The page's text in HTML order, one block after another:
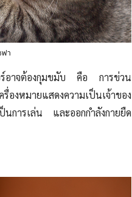
ฟา
อร์อาจต้องกุมขมับ คือ การข่วน
องหมายแสดงความเป็นเจ้าของ
การเล่น และออกกำลังกายยืด